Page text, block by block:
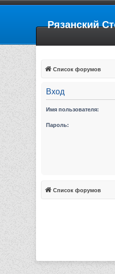
Рязанский
Список форумов
Вход
Имя пользователя:
Пароль:
Список форумов